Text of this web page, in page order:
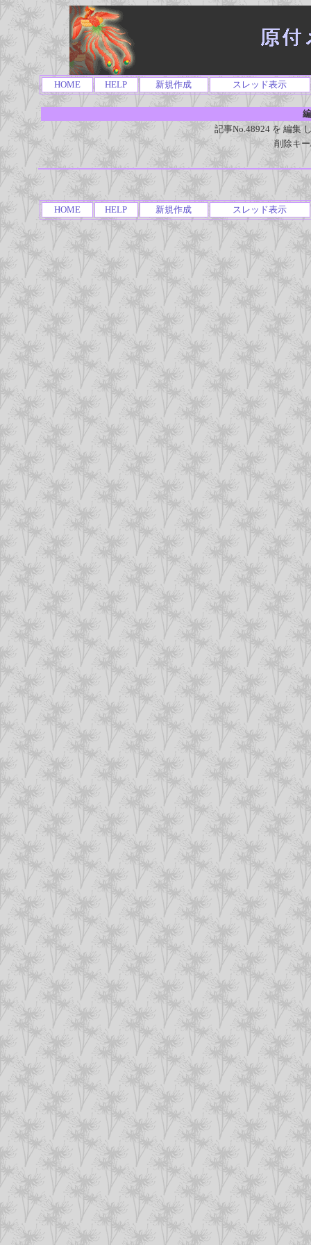
HOME HELP 新規作成 スレッド表示
記事No.48924 を 編集
削除キ
HOME HELP 新規作成 スレッド表示